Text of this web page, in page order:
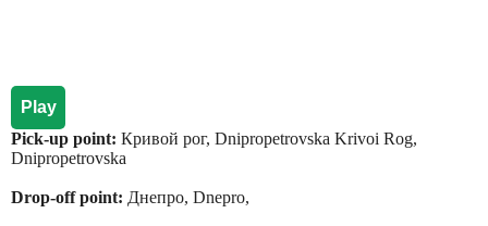
Play
Pick-up point: Кривой рог, Dnipropetrovska Krivoi Rog,
Dnipropetrovska
Drop-off point: Днепро, Dnepro,